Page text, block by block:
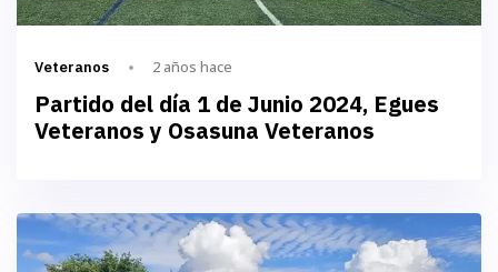
Veteranos 2 años hace
Partido del día 1 de Junio 2024, Egues
Veteranos y Osasuna Veteranos